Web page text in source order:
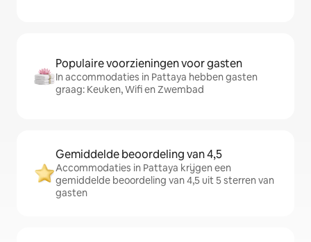
Populaire voorzieningen voor gasten
In accommodaties in Pattaya hebben gasten
graag: Keuken, Wifi en Zwembad
Gemiddelde beoordeling van 4,5
Accommodaties in Pattaya krijgen een
gemiddelde beoordeling van 4,5 uit 5 sterren van
gasten